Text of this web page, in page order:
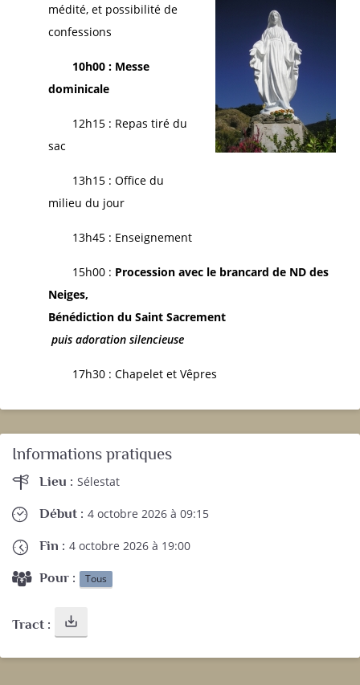
médité, et possibilité de
confessions
10h00 : Messe
dominicale
12h15 : Repas tiré du
sac
13h15 : Office du
milieu du jour
13h45 : Enseignement
15h00 : Procession avec le brancard de ND des
Neiges,
Bénédiction du Saint Sacrement
puis adoration silencieuse
17h30 : Chapelet et Vêpres
Informations pratiques
Lieu : Sélestat
Début : 4 octobre 2026 à 09:15
Fin : 4 octobre 2026 à 19:00
Pour : Tous
Tract : save_alt